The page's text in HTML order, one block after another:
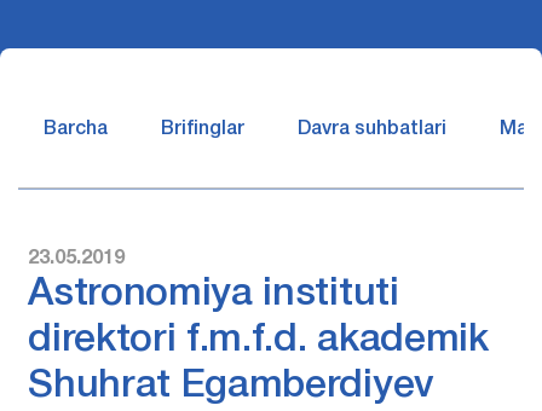
Barcha Brifinglar Davra suhbatlari
23.05.2019
Astronomiya instituti
direktori f.m.f.d. akademik
Shuhrat Egamberdiyev